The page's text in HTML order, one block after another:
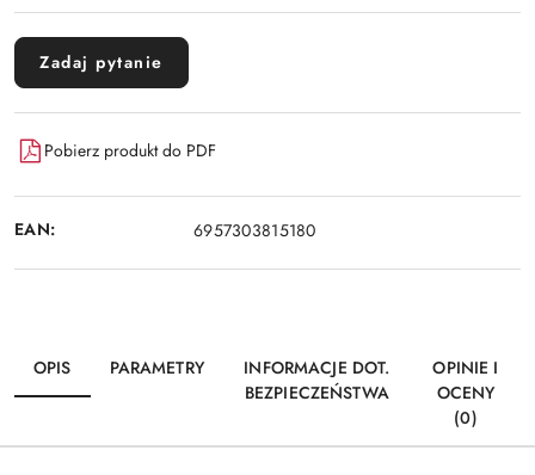
Zadaj pytanie
Pobierz produkt do PDF
EAN: 6957303815180
OPIS PARAMETRY
INFORMACJE DOT.
BEZPIECZEŃSTWA
OPINIE I
OCENY
(0)